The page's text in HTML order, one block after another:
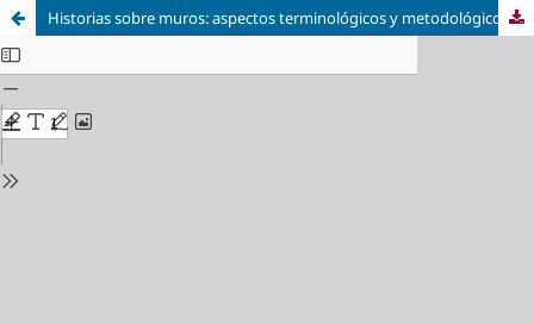
Historias sobre muros: aspectos terminológicos y metodológicos sobre el grafito histórico, y estado de la cuestión en Aragón